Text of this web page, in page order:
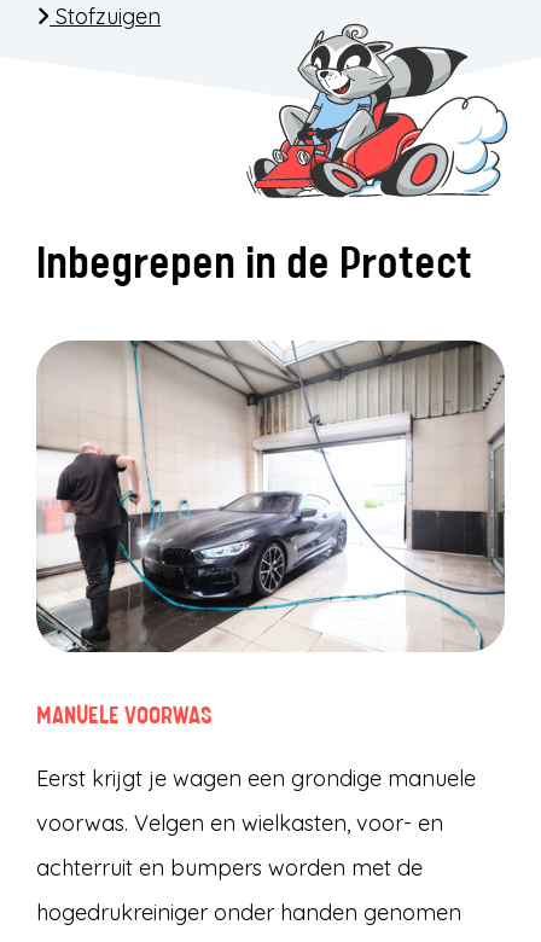
Stofzuigen
Inbegrepen in de Protect
MANUELE VOORWAS
Eerst krijgt je wagen een grondige manuele
voorwas. Velgen en wielkasten, voor- en
achterruit en bumpers worden met de
hogedrukreiniger onder handen genomen